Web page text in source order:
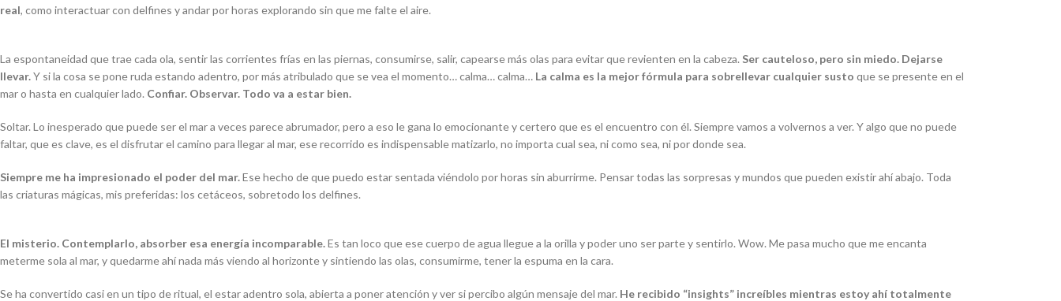
real, como interactuar con delfines y andar por horas explorando sin que me falte el aire.
La espontaneidad que trae cada ola, sentir las corrientes frías en las piernas, consumirse, salir, capearse más olas para evitar que revienten en la cabeza. Ser cauteloso, pero sin miedo. Dejarse
llevar.Y si la cosa se pone ruda estando adentro, por más atribulado que se vea el momento… calma… calma… La calma es la mejor fórmula para sobrellevar cualquier susto que se presente en el
mar o hasta en cualquier lado. Confiar. Observar. Todo va a estar bien.
Soltar. Lo inesperado que puede ser el mar a veces parece abrumador, pero a eso le gana lo emocionante y certero que es el encuentro con él. Siempre vamos a volvernos a ver. Y algo que no puede
faltar, que es clave, es el disfrutar el camino para llegar al mar, ese recorrido es indispensable matizarlo, no importa cual sea, ni como sea, ni por donde sea.
Siempre me ha impresionado el poder del mar.Ese hecho de que puedo estar sentada viéndolo por horas sin aburrirme. Pensar todas las sorpresas y mundos que pueden existir ahí abajo. Toda
las criaturas mágicas, mis preferidas: los cetáceos, sobretodo los delfines.
El misterio. Contemplarlo, absorber esa energía incomparable.Es tan loco que ese cuerpo de agua llegue a la orilla y poder uno ser parte y sentirlo. Wow. Me pasa mucho que me encanta
meterme sola al mar, y quedarme ahí nada más viendo al horizonte y sintiendo las olas, consumirme, tener la espuma en la cara.
Se ha convertido casi en un tipo de ritual, el estar adentro sola, abierta a poner atención y ver si percibo algún mensaje del mar. He recibido “insights” increíbles mientras estoy ahí totalmente